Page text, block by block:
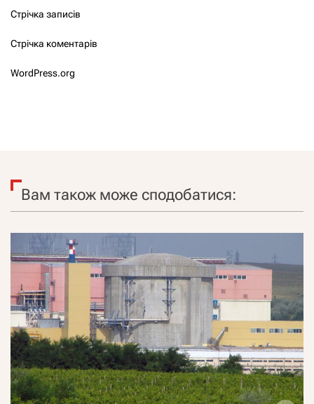
Стрічка записів
Стрічка коментарів
WordPress.org
Вам також може сподобатися: